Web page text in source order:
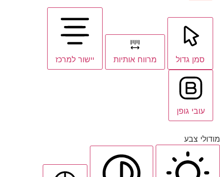
סמן גדול מרווח אותיות יישור למרכז
עובי גופן
מודולי צבע